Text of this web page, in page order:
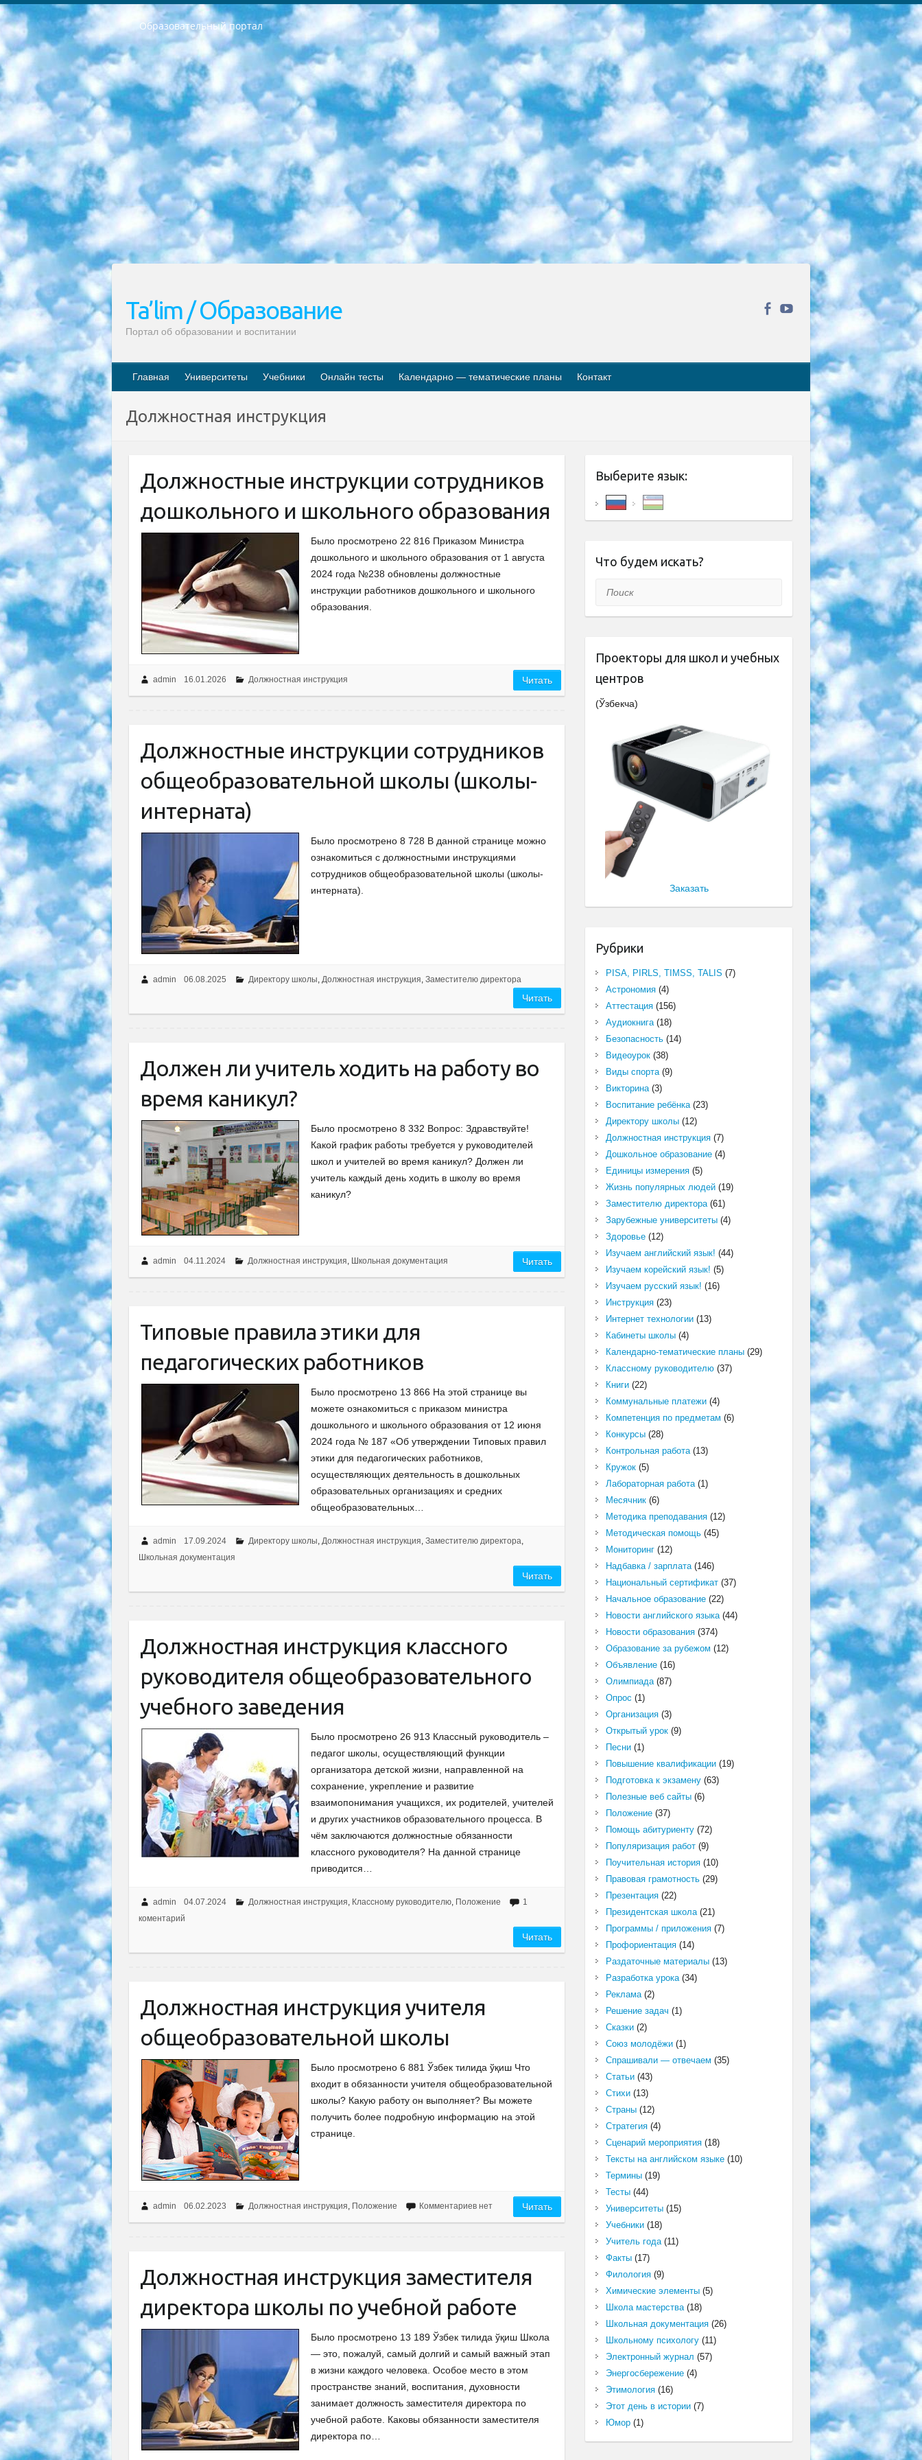
Образовательный портал
РЕСПУБЛИКА УЗБЕКИСТАН МИНИСТРЕРСТВО ДОШКОЛЬНОГО И ШКОЛЬНОГО ОБРАЗОВАНИЯ КОМАНДА в общеобразовательных учреждениях в 2023-2024 учебном году организация и проведение итоговой государственной аттестации обучающихся о Министра дошкольного и школьного образования Республики Узбекистан от 4 марта 2008 года (постановлением Минюста от 20 марта 2008 года № 1778 государственной регистрации) «Итоговое состояние учащихся общего среднего образования на основании положения об утверждении положения об аттестации общего среднего образования выпускной экзамен студентов в образовательных учреждениях в 2023-2024 учебном году В целях организации и прохождения аттестации приказываю: 1. Следующее: перечень предметов, по которым будет проводиться итоговая государственная аттестация и экзамен формы перевода согласно приложению 1; сертификаты международного образца, оценивающие уровень владения иностранными языками перечень согласно приложению 2; 2. Педагогический при специализированных образовательных учреждениях. научно-практический центр квалификации и международной оценки (Д.Давидова) 2024 г. До 25 марта: задания по предметам, по которым будет проводиться итоговая аттестация разработка и утверждение технических условий; итоговая аттестация на основании разработанного предметного задания разработка вопросов по предметам (устно и письменно), экзамен передача; общеобразовательные средние школы и специальные учебные заведения учащиеся выпускных классов школ и интернатов в агентской системе подготовка базы данных экзаменационных материалов и критериев оценки; перевод базы экзаменационных материалов на все языки обучения подать в Республиканский образовательный центр для изготовления; варианты экзаменов на основе разработанных контрольных материалов пусть будут поставлены задачи формирования. 3. Республиканский образовательный центр (Ш.Худайкулов) до 5 апреля 2024 года. до: база данных предоставленных экзаменационных материалов на все языки обучения перевод и экспертиза; для слепых, слабовидящих, глухих, слабослышащих и умственно отсталых детей учащиеся выпускных классов специализированных школ и школ-интернатов база данных экзаменационных материалов на всех преподаваемых языках подготовка критериев оценки; специализированные школы для умственно отсталых детей и технологии для учащихся выпускных классов школ-интернатов разработка соответствующих рекомендаций и критериев проведения ЕГЭ по естествознанию давать задания. 4. Педагогический при специализированных образовательных учреждениях. Научно-практический центр навыков и международной оценки (Д.Давидова), Республика образовательный центр (Худайкулов Ш.) итоговый государственный аттестационный экзамен ориентирован на творческое и логическое мышление при подготовке базы материалов учитывать введение заданий. 5. Следует отметить, что: сертификат государственного образца о знании общеобразовательного предмета и как минимум национальный уровень B1 по предметам на иностранных языках, указанным в Приложении 2. или международно признанный сертификат эквивалентного уровня студенты, изучающие определенный предмет, освобождаются от экзамена; по соответствующим предметам запланирована итоговая государственная аттестация за день до дня, путем жеребьевки Рабочей группой (в письменной форме по предметам, проводимым в форме) из числа сформированных вариантов выбрано 2 варианта; 2 выбранных варианта экзамена анонсированы на официальном сайте министерства и все выпускники по всей стране на основе этих вариантов проводит итоговую государственную аттестацию. 6. Государственное образование учащихся средних общеобразовательных учреждений. знания в соответствии с квалификационными требованиями, которые необходимо приобрести на основании стандартов итоговый (выпускной) контроль для 9 и 11 классов в целях тестирования Экзамены (далее – экзамены) состоят из предметов, перечисленных в приложении 1. будет сделано. 7. Экзамены пройдут с 26 мая по 15 июня 2024 г. (кроме науки физического воспитания). 8. Физическая для учащихся 9 классов общесредних образовательных учреждений. Экзамены по предмету «Образование, квалификация медицина» 1-6 мая 2024 года. сотрудники перевести под присмотр (с отклонениями в физическом или умственном развитии) специализированная школа для детей, школы-интернаты и со сколиозом школы-интернаты санаторного типа для больных детей исключены). 9. Он был слепым, слабовидящим и имел нарушения опорно-двигательного аппарата. экзамены в специализированных школах и интернатах для детей должны проводиться исходя из требований, предъявляемых к общеобразовательным учреждениям (физкультура кроме науки). 10. Специализированная школа для глухих и слабослышащих детей. и экзамены в интернатах и быть реализован в виде письменного теста по математике. 11. Специальность для умственно отсталых детей. Для 9 класса Родной язык и литературное письмо Государственный язык (язык обучения – узбекский). для неклассов) написано Математическое письмо Письменная/устная история Узбекистана Физическое воспитание практично Итоговый контроль Для 11 класса Написание родного языка и литературы (эссе) Математическое письмо Узбекский язык (обучение на узбекском языке) не посещающее общее среднее образование для учреждений)/Образовательное учреждение выбор письменный и устный Иностранный язык письменный/устный Письменная/устная история Узбекистана *По выбору студента:  Химия  Физика  Основы государственного права  География 10 бесплатных образовательных ресурсов - Мы составили подборку онлайн-проектов с интерактивными упражнениями, видеолекциями и статьями. Они помогут вам обрести новые и освежить старые знания бесплатно. 1. «ИНТУИТ» Старейшая образовательная площадка Рунета. Здесь вы найдёте сотни текстовых и видеокурсов на десятки различных тем — от программирования до психологии. Многие курсы подготовлены российскими университетами и крупными международными компаниями вроде Intel и Microsoft. Самостоятельное обучение бесплатное, но желающие могут оплатить услуги персональных наставников. 2. «Смартия» знакомит с актуальными профессиями и подсказывает, как им обучаться. Выбрав заинтересовавшую вас специальность — SMM-специалист, фотограф, веб-дизайнер или другую, — увидите список необходимых для неё умений. Чтобы вы могли освоить их самостоятельно, для каждого умения площадка отображает подборку ссылок на учебные материалы. Хотя «Смартия» ориентируется на русскоязычную аудиторию, часть контента всё же доступна только на английском. 3. «Лекторий Физтеха» Проект Московского физико-технического института (Физтеха). С его помощью вы можете смотреть онлайн серии лекций, записанные на видео в этом вузе. В числе доступных предметов — физика, биология, химия, информационные технологии и другие. К некоторым лекциям администрация ресурса прилагает готовые конспекты, которые можно скачивать в PDF-формате. 4. ITMOcourses Онлайн-площадка Санкт-Петербургского национального исследовательского университета информационных технологий, механики и оптики (ИТМО). Ресурс предоставляет свободный доступ к курсам, разработанным в этом вузе. Каталог материалов разбит на четыре категории: «Оптические системы и технологии», «Приборостроение и робототехника», «Информационные технологии» и «Биотехнологии». Курсы состоят из видеолекций, интерактивных демонстраций и заданий. 5. «КиберЛенинка» Электронная научная библиотека открытого доступа. Каталог площадки регулярно обрастает текстами статей из различных научных изданий. Сгруппированные по журналам и рубрикам публикации можно читать онлайн или скачивать целиком в PDF-формате. Проект нацелен на популяризацию науки за счёт открытого доступа к качественной информации. 6. «ПостНаука» На этом ресурсе публикуют подборки видеолекций, составленные экспертами из разных отраслей и объединённые общими темами. Среди них, к примеру, есть серии «Биоинформатика и геномика», «Культура средневековой Скандинавии» и Cinema Studies о теории кино. Каждая подборка лекций — логически связанная история, рассказанная экспертом от первого лица. Кроме того, на сайте появляются научно-образовательные статьи и тесты на разные темы. 7. «Newочём» Команда проекта «Newочём» отбирает самые интересные тексты из англоязычных СМИ и переводит те из них, за которые голосуют участники сообщества «ВКонтакте». По большей части это научно-популярные статьи. Редакторы придумывают лишь заголовки, в остальном содержание переводов соответствует оригиналам. Полные тексты можно читать прямо в социальной сети. 8. InternetUrok Онлайн-база материалов по основным дисциплинам школьной программы. Информация на сайте структурирована по классам, предметам и темам (урокам). Каждый урок состоит из видеолекций и конспектов. Есть также интерактивные тренажёры и тесты для закрепления пройденного материала. Даже если вы давно окончили школу, возможность повторить программу старших классов всегда может пригодиться. 9. Edutainme Ещё один ресурс об образовании. В отличие от Newtonew, как мне кажется, Edutainme больше ориентируется на представителей индустрии: педагогов, предпринимателей, разработчиков образовательных проектов. Но и любой, кто просто стремится к саморазвитию, найдёт на сайте много полезного и интересного для себя. Например, информацию о новых курсах и образовательных сервисах. 10. Newtonew Онлайн-медиа об образовании и обучении в широком смысле. Авторы Newtonew пишут об инструментах, заведениях, тактиках и стратегиях, которые помогают учить других и получать новые знания самостоятельно. На этой площадке вы найдёте новости, обзоры, аналитические мат
Ta’lim / Образование
Портал об образовании и воспитании
Главная Университеты Учебники Онлайн тесты Календарно — тематические планы Контакт
Должностная инструкция
Должностные инструкции сотрудников
дошкольного и школьного образования
Было просмотрено 22 816 Приказом Министра
дошкольного и школьного образования от 1 августа
2024 года №238 обновлены должностные
инструкции работников дошкольного и школьного
образования.
admin 16.01.2026 Должностная инструкция Читать
Должностные инструкции сотрудников
общеобразовательной школы (школы-
интерната)
Было просмотрено 8 728 В данной странице можно
ознакомиться с должностными инструкциями
сотрудников общеобразовательной школы (школы-
интерната).
admin 06.08.2025 Директору школы, Должностная инструкция, Заместителю директора
Читать
Должен ли учитель ходить на работу во
время каникул?
Было просмотрено 8 332 Вопрос: Здравствуйте!
Какой график работы требуется у руководителей
школ и учителей во время каникул? Должен ли
учитель каждый день ходить в школу во время
каникул?
admin 04.11.2024 Должностная инструкция, Школьная документация Читать
Типовые правила этики для
педагогических работников
Было просмотрено 13 866 На этой странице вы
можете ознакомиться с приказом министра
дошкольного и школьного образования от 12 июня
2024 года № 187 «Об утверждении Типовых правил
этики для педагогических работников,
осуществляющих деятельность в дошкольных
образовательных организациях и средних
общеобразовательных…
admin 17.09.2024 Директору школы, Должностная инструкция, Заместителю директора,
Школьная документация
Читать
Должностная инструкция классного
руководителя общеобразовательного
учебного заведения
Было просмотрено 26 913 Классный руководитель –
педагог школы, осуществляющий функции
организатора детской жизни, направленной на
сохранение, укрепление и развитие
взаимопонимания учащихся, их родителей, учителей
и других участников образовательного процесса. В
чём заключаются должностные обязанности
классного руководителя? На данной странице
приводится…
admin 04.07.2024 Должностная инструкция, Классному руководителю, Положение
1
коментарий
Читать
Должностная инструкция учителя
общеобразовательной школы
Было просмотрено 6 881 Ўзбек тилида ўқиш Что
входит в обязанности учителя общеобразовательной
школы? Какую работу он выполняет? Вы можете
получить более подробную информацию на этой
странице.
admin 06.02.2023 Должностная инструкция, Положение Комментариев нет Читать
Должностная инструкция заместителя
директора школы по учебной работе
Было просмотрено 13 189 Ўзбек тилида ўқиш Школа
— это, пожалуй, самый долгий и самый важный этап
в жизни каждого человека. Особое место в этом
пространстве знаний, воспитания, духовности
занимает должность заместителя директора по
учебной работе. Каковы обязанности заместителя
директора по…
Выберите язык:
Что будем искать?
Поиск
Проекторы для школ и учебных
центров
(Ўзбекча)
Заказать
Рубрики
PISA, PIRLS, TIMSS, TALIS (7)
Астрономия(4)
Аттестация(156)
Аудиокнига(18)
Безопасность(14)
Видеоурок(38)
Виды спорта(9)
Викторина(3)
Воспитание ребёнка(23)
Директору школы(12)
Должностная инструкция(7)
Дошкольное образование(4)
Единицы измерения(5)
Жизнь популярных людей(19)
Заместителю директора(61)
Зарубежные университеты(4)
Здоровье(12)
Изучаем английский язык! (44)
Изучаем корейский язык! (5)
Изучаем русский язык! (16)
Инструкция(23)
Интернет технологии(13)
Кабинеты школы(4)
Календарно-тематические планы(29)
Классному руководителю(37)
Книги(22)
Коммунальные платежи(4)
Компетенция по предметам (6)
Конкурсы(28)
Контрольная работа(13)
Кружок(5)
Лабораторная работа(1)
Месячник(6)
Методика преподавания(12)
Методическая помощь(45)
Мониторинг(12)
Надбавка / зарплата(146)
Национальный сертификат(37)
Начальное образование(22)
Новости английского языка(44)
Новости образования(374)
Образование за рубежом (12)
Объявление(16)
Олимпиада(87)
Опрос (1)
Организация(3)
Открытый урок(9)
Песни(1)
Повышение квалификации(19)
Подготовка к экзамену(63)
Полезные веб сайты(6)
Положение(37)
Помощь абитуриенту(72)
Популяризация работ(9)
Поучительная история(10)
Правовая грамотность(29)
Презентация(22)
Президентская школа(21)
Программы / приложения(7)
Профориентация(14)
Раздаточные материалы(13)
Разработка урока(34)
Реклама(2)
Решение задач (1)
Сказки(2)
Союз молодёжи(1)
Спрашивали — отвечаем (35)
Статьи(43)
Стихи(13)
Страны(12)
Стратегия(4)
Сценарий мероприятия(18)
Тексты на английском языке(10)
Термины(19)
Тесты(44)
Университеты(15)
Учебники(18)
Учитель года(11)
Факты(17)
Филология(9)
Химические элементы(5)
Школа мастерства(18)
Школьная документация(26)
Школьному психологу(11)
Электронный журнал (57)
Энергосбережение(4)
Этимология(16)
Этот день в истории(7)
Юмор(1)